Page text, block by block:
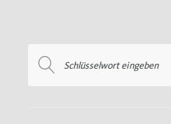
nach: